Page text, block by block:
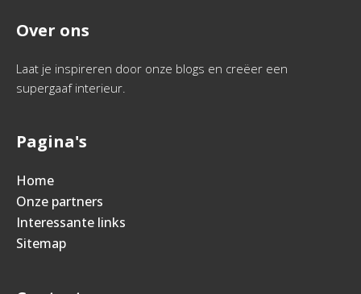
Over ons
Laat je inspireren door onze blogs en creëer een
supergaaf interieur.
Pagina's
Home
Onze partners
Interessante links
Sitemap